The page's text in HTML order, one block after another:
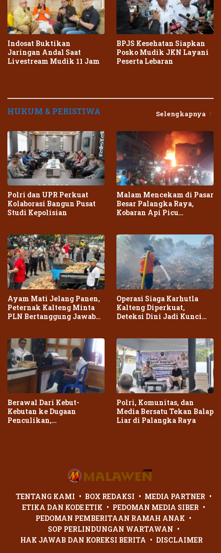
Indosat Buktikan
Jaringan Andal Saat
Livestream Mudik 11 Jam
BPJS Kesehatan Siapkan
Posko Mudik JKN Layani
Peserta Lebaran
HUKUM & PERISTIWA Selengkapnya
Polri dan UPR Perkuat
Kolaborasi Bangun Pusat
Studi Kepolisian
Malam Mencekam di Pasar
Besar Palangka Raya,
Kobaran Api Picu
Ayam Mati Jelang Panen,
Peternak Kalteng Minta
PLN Bertanggung Jawab
Operasi Siaga Karhutla
Kalteng Diperkuat,
Deteksi Dini Jadi Kunci
Berawal Dari Kebut-
Kebutan ke Dugaan
Penculikan,
Polri, Komunitas, dan
Media Bersatu Tekan Balap
Liar di Palangka Raya
TENTANG KAMI BOX REDAKSI
MEDIA PARTNER
ETIKA DAN KODE ETIK
PEDOMAN MEDIA SIBER
PEDOMAN PEMBERITAAN RAMAH ANAK
SOP PERLINDUNGAN WARTAWAN
HAK JAWAB DAN KOREKSI BERITA
DISCLAIMER